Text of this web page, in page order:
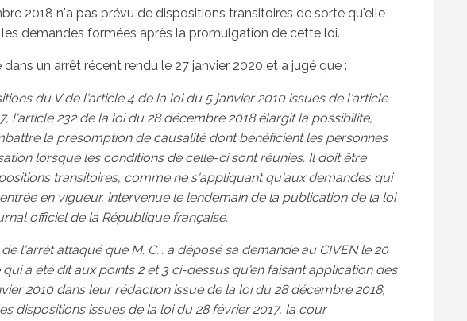
2018 n'a pas prévu de dispositions transitoires de sorte qu'elle
les demandes formées après la promulgation de cette loi.
un arrêt récent rendu le 27 janvier 2020 et a jugé que :
du V de l'article 4 de la loi du 5 janvier 2010 issues de l'article
l'article 232 de la loi du 28 décembre 2018 élargit la possibilité,
la présomption de causalité dont bénéficient les personnes
lorsque les conditions de celle-ci sont réunies. Il doit être
transitoires, comme ne s'appliquant qu'aux demandes qui
en vigueur, intervenue le lendemain de la publication de la loi
officiel de la République française.
l'arrêt attaqué que M. C... a déposé sa demande au CIVEN le 20
a été dit aux points 2 et 3 ci-dessus qu'en faisant application des
2010 dans leur rédaction issue de la loi du 28 décembre 2018,
dispositions issues de la loi du 28 février 2017, la cour